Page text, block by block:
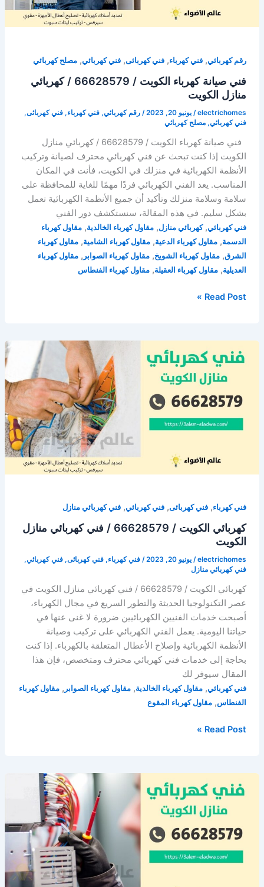
رقم كهربائي, فني كهرباء, فني كهربائى, فني كهربائي, مصلح كهربائي
فني صيانة كهرباء الكويت / 66628579 / كهربائي
منازل الكويت
electrichomes
/ يونيو 20, 2023 / رقم كهربائي, فني كهرباء, فني كهربائى,
فني كهربائي, مصلح كهربائي
فني صيانة كهرباء الكويت / 66628579 / كهربائي منازل
الكويت إذا كنت تبحث عن فني كهربائي محترف لصيانة وتركيب
الأنظمة الكهربائية في منزلك في الكويت، فأنت في المكان
المناسب. يعد الفني الكهربائي فردًا مهمًا للغاية للمحافظة على
سلامة وسلامة منزلك وتأكيد أن جميع الأنظمة الكهربائية تعمل
بشكل سليم. في هذه المقالة، سنستكشف دور الفني
فني كهربائي,كهربائي منازل, مقاول كهرباء الخالدية, مقاول كهرباء
الدسمة, مقاول كهرباء الدعية, مقاول كهرباء الشامية, مقاول كهرباء
الشرق, مقاول كهرباء الشويخ, مقاول كهرباء الصوابر , مقاول كهرباء
العديلية, مقاول كهرباء العقيلة, مقاول كهرباء الفنطاس
فني
الكويت
66628579
كهربائي
منازل
الكويت
Read Post »
فني كهرباء, فني كهربائى, فني كهربائي, فني كهربائي منازل
كهربائي الكويت / 66628579 / فني كهربائي منازل
الكويت
electrichomes
/ يونيو 20, 2023 / فني كهرباء, فني كهربائى, فني كهربائي,
فني كهربائي منازل
كهربائي الكويت / 66628579 / فني كهربائي منازل الكويت في
عصر التكنولوجيا الحديثة والتطور السريع في مجال الكهرباء،
أصبحت خدمات الفنيين الكهربائيين ضرورة لا غنى عنها في
حياتنا اليومية. يعمل الفني الكهربائي على تركيب وصيانة
الأنظمة الكهربائية وإصلاح الأعطال المتعلقة بالكهرباء. إذا كنت
بحاجة إلى خدمات فني كهربائي محترف ومتخصص، فإن هذا
المقال سيوفر لك
فني كهربائي, مقاول كهرباء الخالدية, مقاول كهرباء الصوابر , مقاول كهرباء
الفنطاس, مقاول كهرباء المقوع
كهربائي
66628579
فني
كهربائي
منازل
الكويت
Read Post »